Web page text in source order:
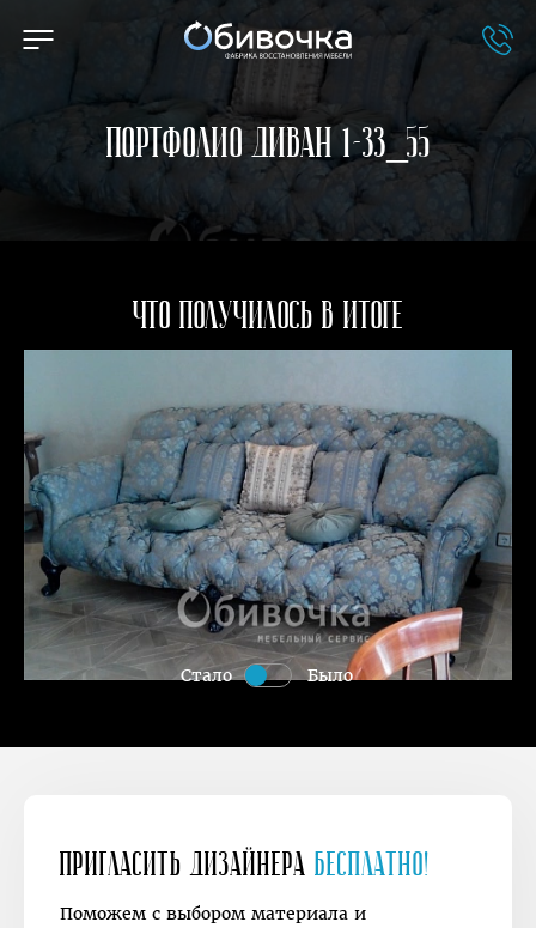
Портфолио Диван 1-33_55
Что получилось в итоге
Было
Стало
Пригласить дизайнера Бесплатно!
Поможем с выбором материала и